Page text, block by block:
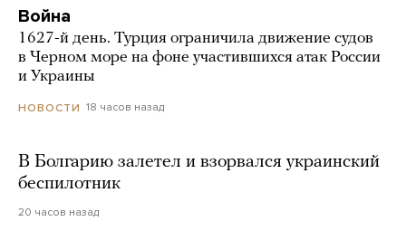
Война
1627-й день. Турция ограничила движение судов
в Черном море на фоне участившихся атак России
и Украины
НОВОСТИ 18 часов назад
В Болгарию залетел и взорвался украинский
беспилотник
20 часов назад